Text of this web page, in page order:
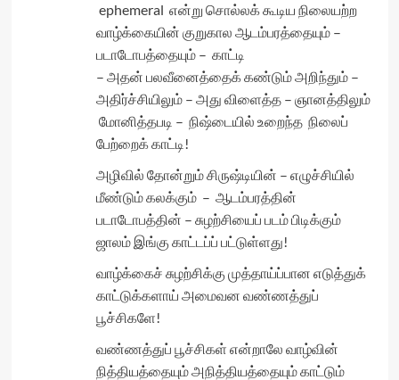
ephemeral என்று சொல்லக் கூடிய நிலையற்ற
வாழ்க்கையின் குறுகால ஆடம்பரத்தையும் –
படாடோபத்தையும் – காட்டி
– அதன் பலவீனைத்தைக் கண்டும் அறிந்தும் –
அதிர்ச்சியிலும் – அது விளைத்த – ஞானத்திலும்
மோனித்தபடி – நிஷ்டையில் உறைந்த நிலைப்
பேற்றைக் காட்டி!
அழிவில் தோன்றும் சிருஷ்டியின் – எழுச்சியில்
மீண்டும் கலக்கும் – ஆடம்பரத்தின்
படாடோபத்தின் – சுழற்சியைப் படம் பிடிக்கும்
ஜாலம் இங்கு காட்டப்ப் பட்டுள்ளது!
வாழ்க்கைச் சுழற்சிக்கு முத்தாய்ப்பான எடுத்துக்
காட்டுக்களாய் அமைவன வண்ணத்துப்
பூச்சிகளே!
வண்ணத்துப் பூச்சிகள் என்றாலே வாழ்வின்
நித்தியத்தையும் அநித்தியத்தையும் காட்டும்